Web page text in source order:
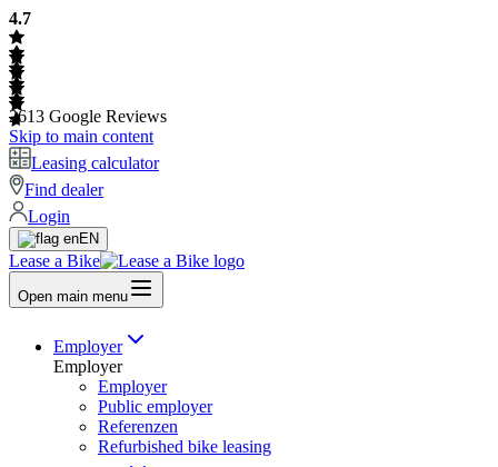
4.7
2613 Google Reviews
Skip to main content
Leasing calculator
Find dealer
Login
EN
Lease a Bike
Open main menu
Employer
Employer
Employer
Public employer
Referenzen
Refurbished bike leasing